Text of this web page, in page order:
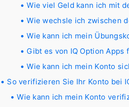
Wie viel Geld kann ich mit
Wie wechsle ich zwischen
Wie kann ich mein
Gibt es von IQ Option Apps
Wie kann ich mein Konto
So verifizieren Sie Ihr Konto bei
Wie kann ich mein Konto